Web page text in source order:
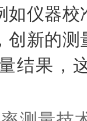
如仪器
创新的
结果，